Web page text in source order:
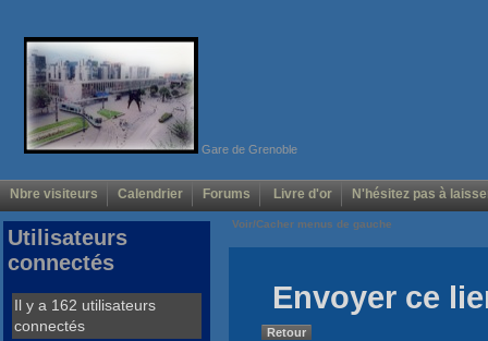
Gare de Grenoble
Nbre visiteurs Calendrier Forums Livre d'or N'hésitez pas à
Voir/Cacher menus de gauche
Envoyer ce
Retour
Utilisateurs
connectés
Il y a 162 utilisateurs
connectés